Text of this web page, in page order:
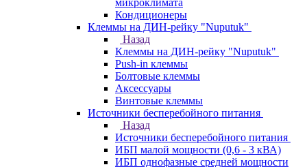
микроклимата
Кондиционеры
Клеммы на ДИН-рейку "Nuputuk"
Назад
Клеммы на ДИН-рейку "Nuputuk"
Push-in клеммы
Болтовые клеммы
Аксессуары
Винтовые клеммы
Источники бесперебойного питания
Назад
Источники бесперебойного питания
ИБП малой мощности (0,6 - 3 кВА)
ИБП однофазные средней мощности